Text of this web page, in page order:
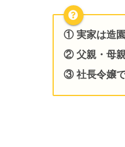
① 実家は造
② 父親・母
③ 社長令嬢